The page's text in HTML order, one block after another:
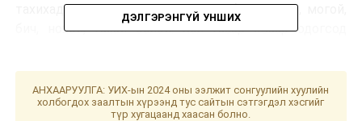
тахихад муу. Өдрийн сайн цаг нь бар, туулай, могой,
бич, нохой, гахай болой. Хол газар яваар одогсод
буюу засуулбал өлзийтэй сайн хэмээжээ.
2249
ДЭЛГЭРЭНГҮЙ УНШИХ
АНХААРУУЛГА: УИХ-ын 2024 оны ээлжит сонгуулийн хуулийн
холбогдох заалтын хүрээнд тус сайтын сэтгэгдэл хэсгийг
түр хугацаанд хаасан болно.